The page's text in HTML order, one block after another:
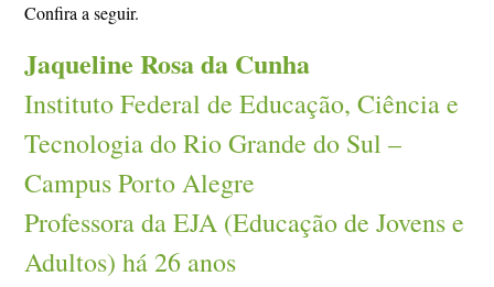
Confira a seguir.
Jaqueline Rosa da Cunha
Instituto Federal de Educação, Ciência e
Tecnologia do Rio Grande do Sul –
Campus Porto Alegre
Professora da EJA (Educação de Jovens e
Adultos) há 26 anos